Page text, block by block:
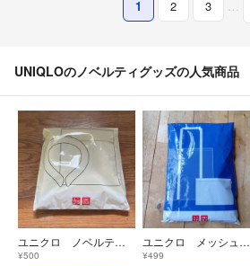
1 2 3 …
UNIQLOのノベルティグッズの人気商品
ユニクロ ノベルティ ネッククールリング・保冷ポーチセット
¥500
ユニクロ メッシュトートバック 保冷ポーチ
¥499